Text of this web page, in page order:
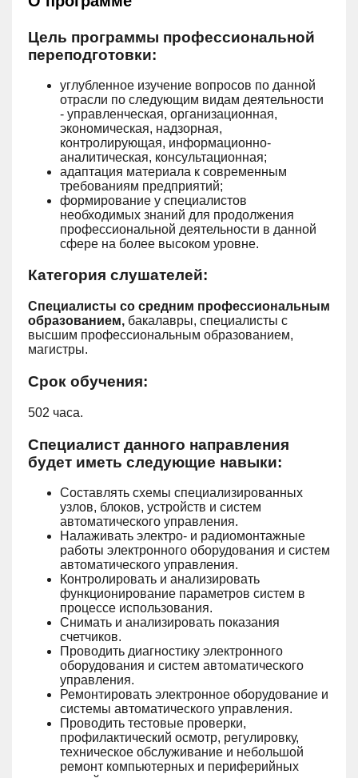
Цель программы профессиональной
переподготовки:
углубленное изучение вопросов по данной
отрасли по следующим видам деятельности
- управленческая, организационная,
экономическая, надзорная,
контролирующая, информационно-
аналитическая, консультационная;
адаптация материала к современным
требованиям предприятий;
формирование у специалистов
необходимых знаний для продолжения
профессиональной деятельности в данной
сфере на более высоком уровне.
Категория слушателей:
Специалисты со средним профессиональным
образованием, бакалавры, специалисты с
высшим профессиональным образованием,
магистры.
Срок обучения:
502 часа.
Специалист данного направления
будет иметь следующие навыки:
Составлять схемы специализированных
узлов, блоков, устройств и систем
автоматического управления.
Налаживать электро- и радиомонтажные
работы электронного оборудования и систем
автоматического управления.
Контролировать и анализировать
функционирование параметров систем в
процессе использования.
Снимать и анализировать показания
счетчиков.
Проводить диагностику электронного
оборудования и систем автоматического
управления.
Ремонтировать электронное оборудование и
системы автоматического управления.
Проводить тестовые проверки,
профилактический осмотр, регулировку,
техническое обслуживание и небольшой
ремонт компьютерных и периферийных